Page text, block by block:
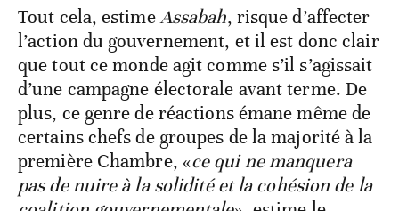
Tout cela, estimeAssabah, risque d’affecter
l’action du gouvernement, et il est donc clair
que tout ce monde agit comme s’il s’agissait
d’une campagne électorale avant terme. De
plus, ce genre de réactions émane même de
certains chefs de groupes de la majorité à la
première Chambre, «ce qui ne manquera
pas de nuire à la solidité et la cohésion de la